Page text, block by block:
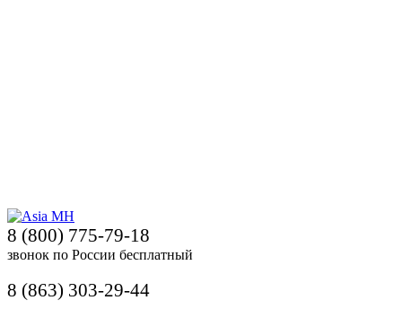
8 (800) 775-79-18
звонок по России бесплатный
8 (863) 303-29-44